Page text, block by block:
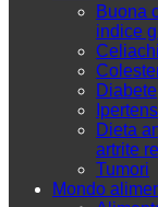
Buona
indice
Diabete
Dieta
artrite
Tumori
Mondo